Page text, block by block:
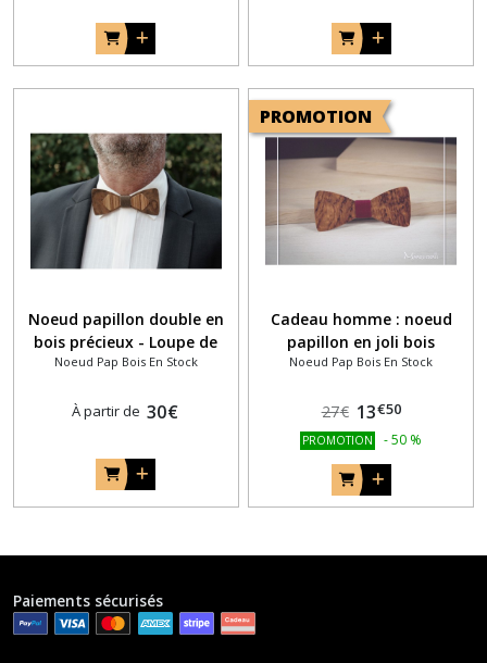
Noeud papillon double en
bois précieux - Loupe de
noyer et zébrano rayé
Noeud Pap Bois En Stock
À partir de 30€
PROMOTION
Cadeau homme : noeud
papillon en joli bois
précieux bordeaux bubinga
Noeud Pap Bois En Stock
27€ 13€50
PROMOTION -50 %
Paiements sécurisés